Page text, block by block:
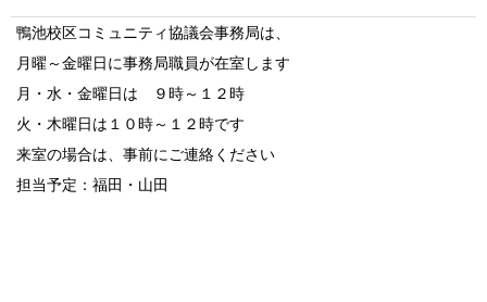
鴨池校区コミュニティ協議会事務局は、
月曜～金曜日に事務局職員が在室します
月・水・金曜日は ９時～１２時
火・木曜日は１０時～１２時です
来室の場合は、事前にご連絡ください
担当予定：福田・山田